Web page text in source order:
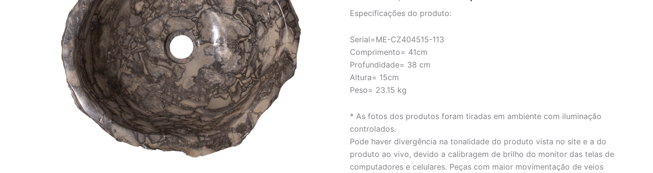
Especificações do produto:
Serial=ME-CZ404515-113
Comprimento= 41cm
Profundidade= 38 cm
Altura= 15cm
Peso= 23.15 kg
* As fotos dos produtos foram tiradas em ambiente com iluminação
controlados.
Pode haver divergência na tonalidade do produto vista no site e a do
produto ao vivo, devido a calibragem de brilho do monitor das telas de
computadores e celulares. Peças com maior movimentação de veios
LINHA